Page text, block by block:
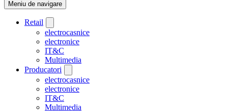
Meniu de navigare
Retail
electrocasnice
electronice
IT&C
Multimedia
Producatori
electrocasnice
electronice
IT&C
Multimedia